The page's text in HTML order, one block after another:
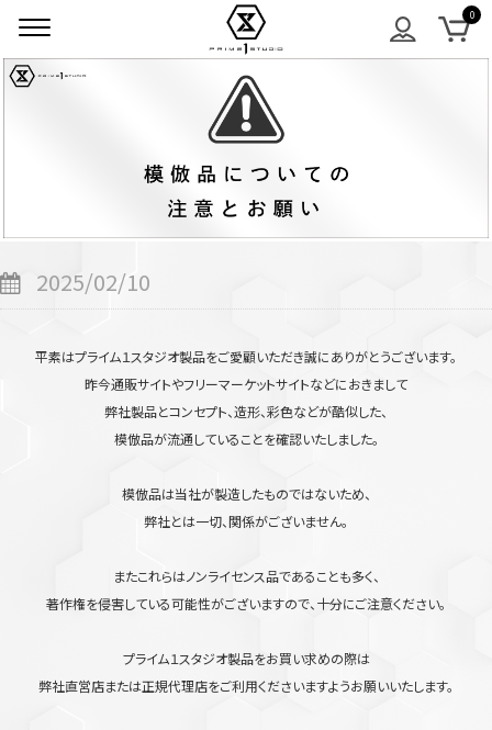
2025/02/10
平素はプライム１スタジオ製品をご愛顧いただき誠にありがとうございます。
昨今通販サイトやフリーマーケットサイトなどにおきまして
弊社製品とコンセプト、造形、彩色などが酷似した、
模倣品が流通していることを確認いたしました。
模倣品は当社が製造したものではないため、
弊社とは一切、関係がございません。
またこれらはノンライセンス品であることも多く、
著作権を侵害している可能性がございますので、十分にご注意ください。
プライム１スタジオ製品をお買い求めの際は
弊社直営店または正規代理店をご利用くださいますようお願いいたします。